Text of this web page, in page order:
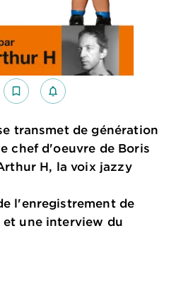
bookmark_border notifications_none_outlined
transmet de génération
chef d'oeuvre de Boris
H, la voix jazzy
l'enregistrement de
une interview du